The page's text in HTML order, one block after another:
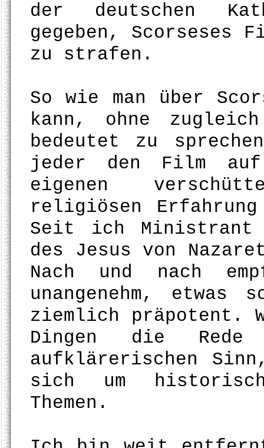
der deutschen
gegeben, Scorseses
zu strafen.
So wie man über
kann, ohne
bedeutet zu
jeder den Film auf
eigenen
religiösen
Seit ich Ministrant
des Jesus von
Nach und nach
unangenehm,
ziemlich präpotent.
Dingen die
aufklärerischen
sich um
Themen.